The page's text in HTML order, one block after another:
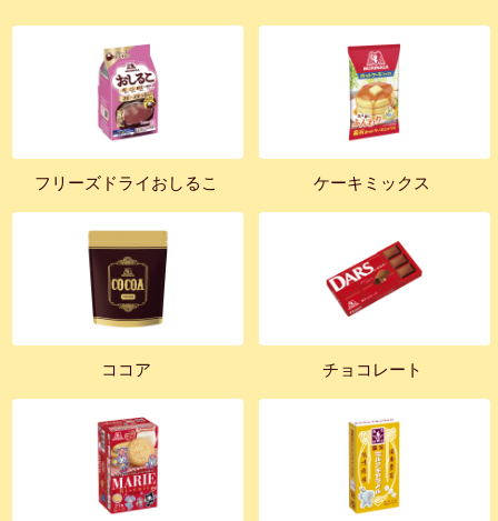
フリーズドライおしるこ ケーキミックス
ココア チョコレート